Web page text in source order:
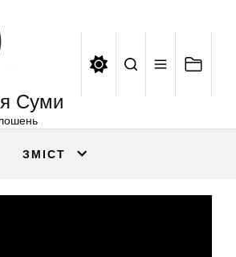
Суми
ЗМІСТ